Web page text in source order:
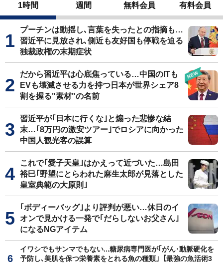
1時間 週間 無料会員 有料会員
プーチンは動揺し､言葉を失ったとの指摘も…
習近平に見放され､側近も友好国も停戦を迫る
独裁政権の末期症状
だから習近平は心底焦っている…中国のITも
EVも壊滅させる力を持つ日本が世界シェア8
割を握る"素材"の名前
習近平が｢日本に行くな｣と煽った悲惨な結
末…｢8万円の激安ツアー｣でロシアに向かった
中国人観光客の誤算
これで｢愛子天皇｣はかえって近づいた…島田
裕巳｢野望にとらわれた麻生太郎が見落とした
皇室典範の大原則｣
｢ボディーバッグ｣より評判が悪い…休日のイ
オンで見かける一発で｢だらしないお父さん｣
になるNGアイテム
イワシでもサンマでもない...糖尿病専門医が｢がん･動脈硬化を
予防し､美肌を保つ栄養素をとれる魚の種類｣【最強の魚活術3